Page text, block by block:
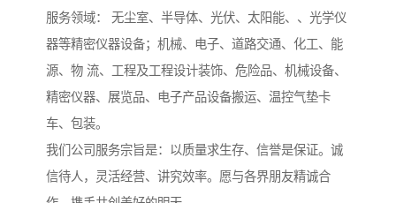
服务领域： 无尘室、半导体、光伏、太阳能、、光学仪
器等精密仪器设备；机械、电子、道路交通、化工、能
源、物 流、工程及工程设计装饰、危险品、机械设备、
精密仪器、展览品、电子产品设备搬运、温控气垫卡
车、包装。
我们公司服务宗旨是：以质量求生存、信誉是保证。诚
信待人，灵活经营、讲究效率。愿与各界朋友精诚合